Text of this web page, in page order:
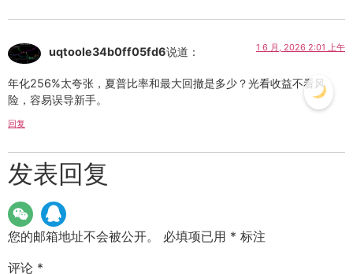
uqtoole34b0ff05fd6说道： 1 6 月, 2026 2:01 上午
年化256%太夸张，夏普比率和最大回撤是多少？光看收益不看风
险，容易误导新手。
回复
发表回复
您的邮箱地址不会被公开。 必填项已用 * 标注
评论 *